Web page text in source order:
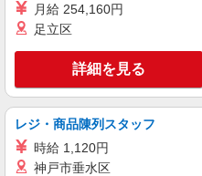
月給 254,160円
足立区
詳細を見る
レジ・商品陳列スタッフ
時給 1,120円
神戸市垂水区